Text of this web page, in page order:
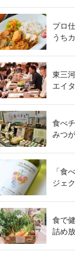
プロ
うち
東三
エイ
食べ
みつ
「食
ジェ
食で
詰め